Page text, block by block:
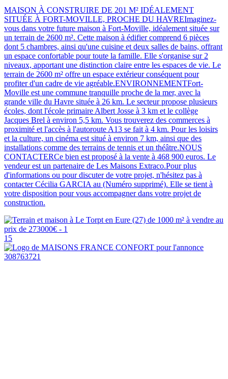
MAISON À CONSTRUIRE DE 201 M² IDÉALEMENT
SITUÉE À FORT-MOVILLE, PROCHE DU HAVREImaginez-
vous dans votre future maison à Fort-Moville, idéalement située sur
un terrain de 2600 m². Cette maison à édifier comprend 6 pièces
dont 5 chambres, ainsi qu'une cuisine et deux salles de bains, offrant
un espace confortable pour toute la famille. Elle s'organise sur 2
niveaux, apportant une distinction claire entre les espaces de vie. Le
terrain de 2600 m² offre un espace extérieur conséquent pour
profiter d'un cadre de vie agréable.ENVIRONNEMENTFort-
Moville est une commune tranquille proche de la mer, avec la
grande ville du Havre située à 26 km. Le secteur propose plusieurs
écoles, dont l'école primaire Albert Josse à 3 km et le collège
Jacques Brel à environ 5,5 km. Vous trouverez des commerces à
proximité et l'accès à l'autoroute A13 se fait à 4 km. Pour les loisirs
et la culture, un cinéma est situé à environ 7 km, ainsi que des
installations comme des terrains de tennis et un théâtre.NOUS
CONTACTERCe bien est proposé à la vente à 468 900 euros. Le
vendeur est un partenaire de Les Maisons Extraco.Pour plus
d'informations ou pour discuter de votre projet, n'hésitez pas à
contacter Cécilia GARCIA au (Numéro supprimé). Elle se tient à
votre disposition pour vous accompagner dans votre projet de
construction.
15